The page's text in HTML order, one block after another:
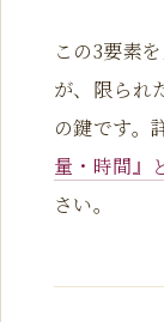
この3要素
が、限られ
の鍵です。
量・時間』
さい。